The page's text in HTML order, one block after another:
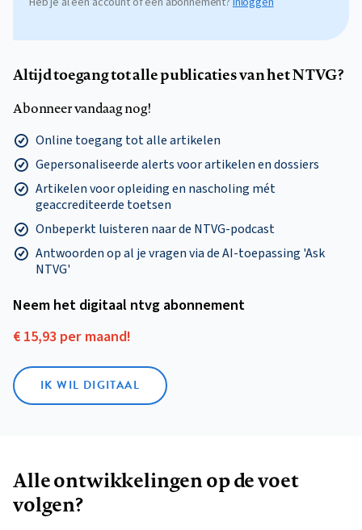
Altijd toegang tot alle publicaties van het NTVG?
Abonneer vandaag nog!
Online toegang tot alle artikelen
Gepersonaliseerde alerts voor artikelen en dossiers
Artikelen voor opleiding en nascholing mét
geaccrediteerde toetsen
Onbeperkt luisteren naar de NTVG-podcast
Antwoorden op al je vragen via de AI-toepassing 'Ask
NTVG'
Neem het digitaal ntvg abonnement
€ 15,93 per maand!
IK WIL DIGITAAL
Alle ontwikkelingen op de voet
volgen?